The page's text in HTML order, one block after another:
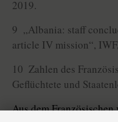
2019.
9 „Albania: staff
article IV mission“,
10 Zahlen des
Geflüchtete und
Aus dem